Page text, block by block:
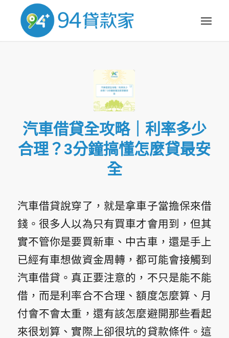
汽車借貸全攻略｜利率多少
合理？3分鐘搞懂怎麼貸最安
全
汽車借貸說穿了，就是拿車子當擔保來借
錢。很多人以為只有買車才會用到，但其
實不管你是要買新車、中古車，還是手上
已經有車想做資金周轉，都可能會接觸到
汽車借貸。真正要注意的，不只是能不能
借，而是利率合不合理、額度怎麼算、月
付會不會太重，還有該怎麼避開那些看起
來很划算、實際上卻很坑的貸款條件。這